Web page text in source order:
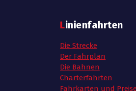
Linienfahrten
Die Strecke
Der Fahrplan
Die Bahnen
Charterfahrten
Fahrkarten und Preise